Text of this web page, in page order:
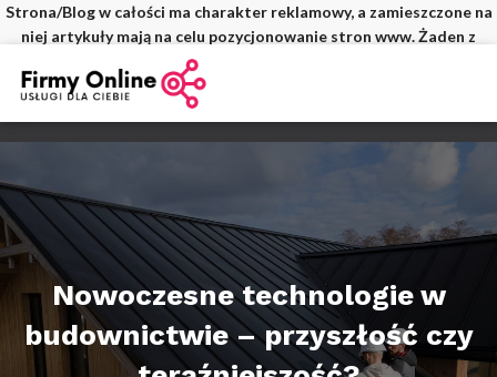
Strona/Blog w całości ma charakter reklamowy, a zamieszczone na
niej artykuły mają na celu pozycjonowanie stron www. Żaden z
wpisów nie pochodzi od użytkowników, a wszystkie zostały
Nowoczesne technologie w
budownictwie – przyszłość czy